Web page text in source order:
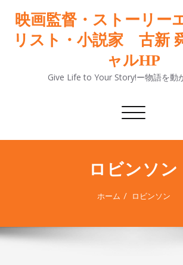
映画監督・ストーリー
リスト・小説家 古新
ャルHP
Give Life to Your Story!ー物語を動
ナ
ゲ
シ
ョ
替
ロビンソン
ホーム ロビンソン